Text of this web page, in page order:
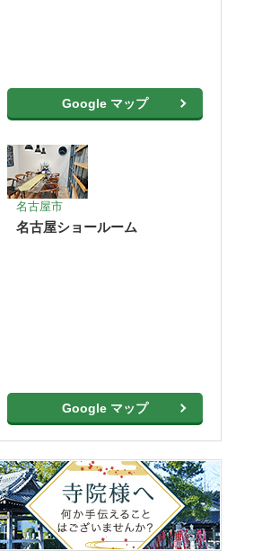
Google マップ
名古屋市
名古屋ショールーム
Google マップ